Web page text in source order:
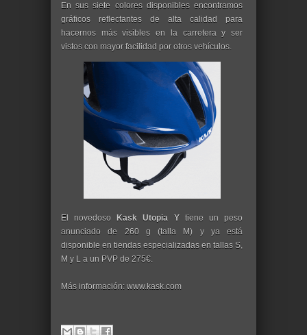
En sus siete colores disponibles encontramos
gráficos reflectantes de alta calidad para
hacernos más visibles en la carretera y ser
vistos con mayor facilidad por otros vehículos.
El novedoso Kask Utopia Ytiene un peso
anunciado de 260 g (talla M) y ya está
disponible en tiendas especializadas en tallas S,
M y L a un PVP de 275€.
Más información: www.kask.com